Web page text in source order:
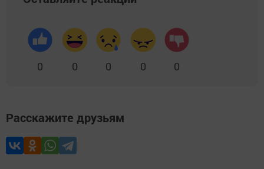
0 0 0 0 0
Расскажите друзьям